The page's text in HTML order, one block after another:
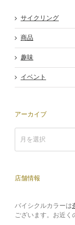
サイクリング
商品
趣味
イベント
アーカイブ
カ
店舗情報
バイシクルカラーは
ございます。お近く